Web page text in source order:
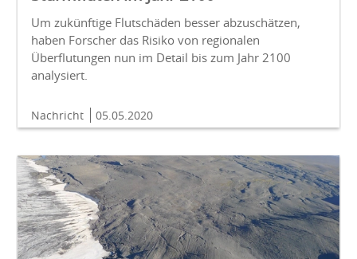
Um zukünftige Flutschäden besser abzuschätzen,
haben Forscher das Risiko von regionalen
Überflutungen nun im Detail bis zum Jahr 2100
analysiert.
Nachricht 05.05.2020